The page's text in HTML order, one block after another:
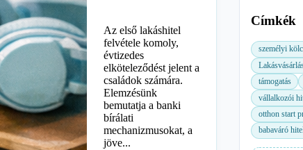
Az első lakáshitel
felvétele komoly,
évtizedes
elköteleződést jelent a
családok számára.
Elemzésünk
bemutatja a banki
bírálati
mechanizmusokat, a
jöve...
Címkék
személyi
támogatás
vállalkozói
otthon start
babaváró